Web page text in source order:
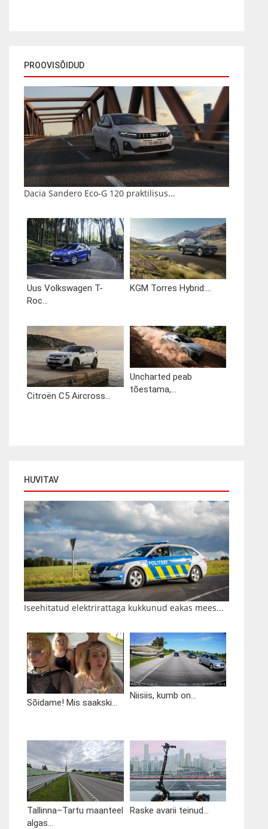
PROOVISÕIDUD
Dacia Sandero Eco-G 120 praktilisus...
Uus Volkswagen T-
Roc...
KGM Torres Hybrid:...
Citroën C5 Aircross...
Uncharted peab
tõestama,...
HUVITAV
Iseehitatud elektrirattaga kukkunud eakas mees...
Sõidame! Mis saakski...
Niisiis, kumb on...
Tallinna–Tartu maanteel
algas...
Raske avarii teinud...